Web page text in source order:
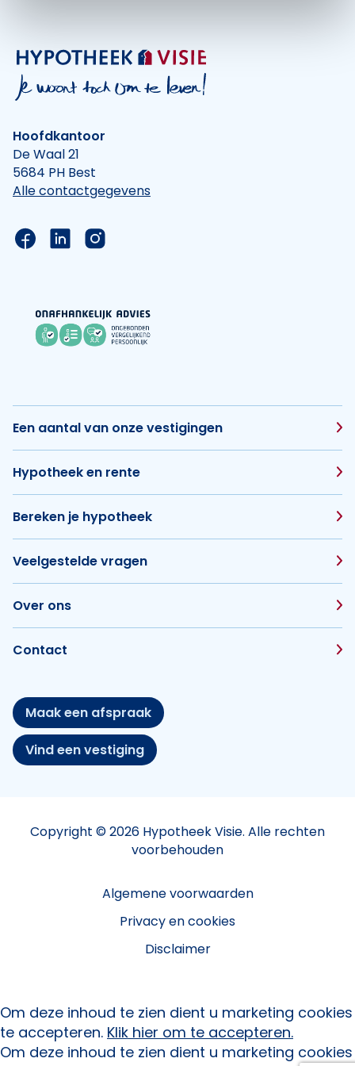
Hoofdkantoor
De Waal 21
5684 PH Best
Alle contactgegevens
Link naar de Facebook pagina van Hypotheek
Link naar de LinkedIn pagina van
Link naar de Instagram pagina van
Een aantal van onze vestigingen
Hypotheek en rente
Bereken je hypotheek
Veelgestelde vragen
Over ons
Contact
Maak een afspraak
Vind een vestiging
Copyright © 2026 Hypotheek Visie. Alle rechten
voorbehouden
Algemene voorwaarden
Privacy en cookies
Disclaimer
Om deze inhoud te zien dient u marketing cookies
te accepteren. Klik hier om te accepteren.
Om deze inhoud te zien dient u marketing cookies